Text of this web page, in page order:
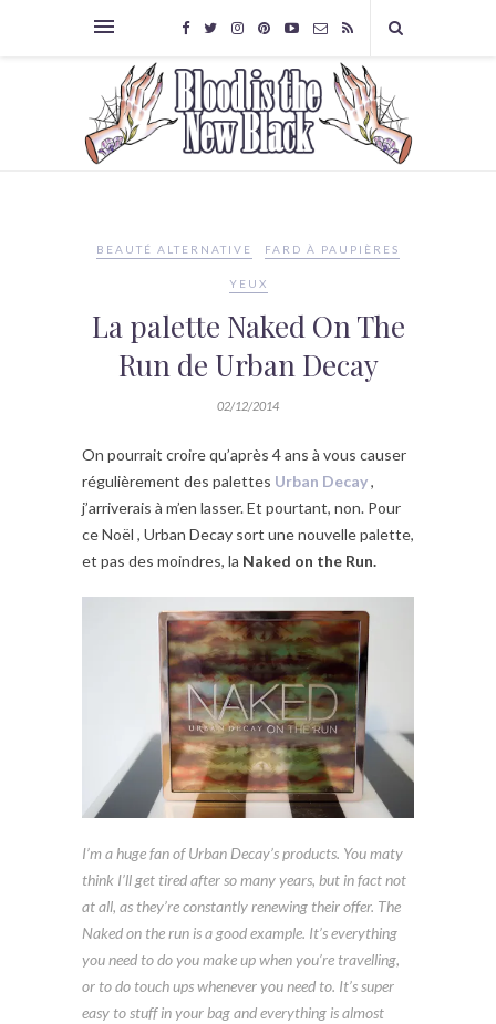
BEAUTÉ ALTERNATIVE FARD À PAUPIÈRES
YEUX
La palette Naked On The
Run de Urban Decay
02/12/2014
On pourrait croire qu’après 4 ans à vous causer
régulièrement des palettes Urban Decay,
j’arriverais à m’en lasser. Et pourtant, non. Pour
ce Noël , Urban Decay sort une nouvelle palette,
et pas des moindres, la Naked on the Run.
I’m a huge fan of Urban Decay’s products. You maty
think I’ll get tired after so many years, but in fact not
at all, as they’re constantly renewing their offer. The
Naked on the run is a good example. It’s everything
you need to do you make up when you’re travelling,
or to do touch ups whenever you need to. It’s super
easy to stuff in your bag and everything is almost